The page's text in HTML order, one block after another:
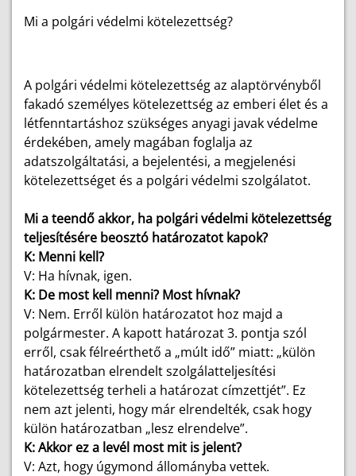
Mi a polgári védelmi kötelezettség?
A polgári védelmi kötelezettség az alaptörvényből
fakadó személyes kötelezettség az emberi élet és a
létfenntartáshoz szükséges anyagi javak védelme
érdekében, amely magában foglalja az
adatszolgáltatási, a bejelentési, a megjelenési
kötelezettséget és a polgári védelmi szolgálatot.
Mi a teendő akkor, ha polgári védelmi kötelezettség
teljesítésére beosztó határozatot kapok?
K: Menni kell?
V: Ha hívnak, igen.
K: De most kell menni? Most hívnak?
V: Nem. Erről külön határozatot hoz majd a
polgármester. A kapott határozat 3. pontja szól
erről, csak félreérthető a „múlt idő” miatt: „külön
határozatban elrendelt szolgálatteljesítési
kötelezettség terheli a határozat címzettjét”. Ez
nem azt jelenti, hogy már elrendelték, csak hogy
külön határozatban „lesz elrendelve”.
K: Akkor ez a levél most mit is jelent?
V: Azt, hogy úgymond állományba vettek.